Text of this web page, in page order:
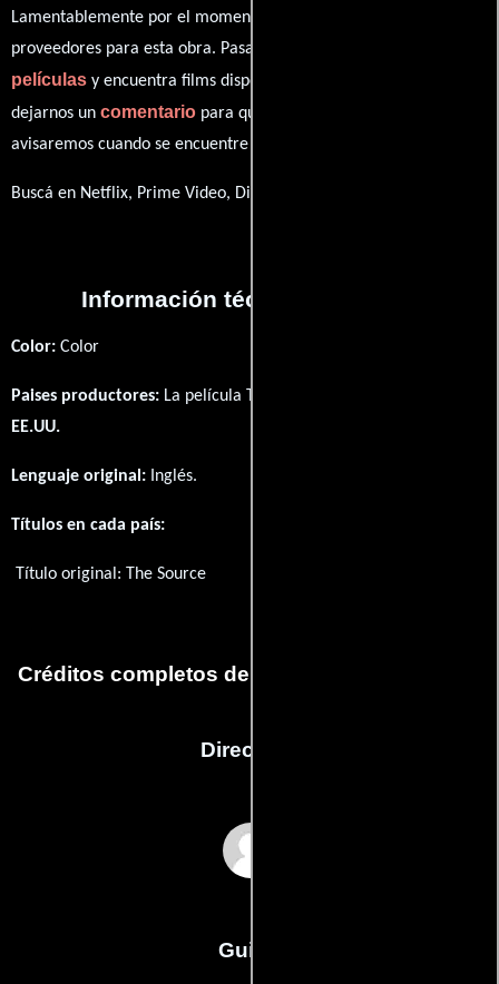
Lamentablemente por el momento no contamos con enlaces a
proveedores para esta obra. Pasa por nuestro catálogo de
películas y encuentra films disponibles. También puedes
dejarnos un comentario para que le demos prioridad y te
avisaremos cuando se encuentre disponible
Buscá en Netflix, Prime Video, Disney+
Información técnica y general
Color: Color
Paises productores: La película The Source fué producida en
EE.UU.
Lenguaje original: Inglés.
Títulos en cada país:
Título original: The Source
Créditos completos de la película The Source
Dirección
Guión